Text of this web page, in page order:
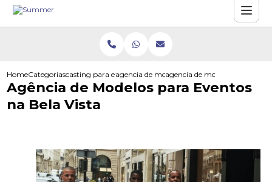
HomeCategoriascasting para eventosagencia de modelos para eventos
agencia de modelos para
Agência de Modelos para Eventos
na Bela Vista